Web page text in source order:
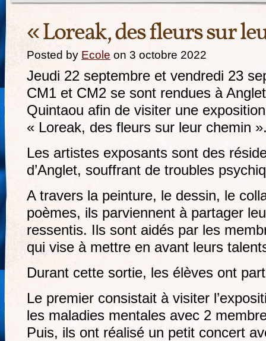
« Loreak, des fleurs sur
Posted by Ecole on 3 octobre 2022
Jeudi 22 septembre et vendredi 23
CM1 et CM2 se sont rendues à
Quintaou afin de visiter une
« Loreak, des fleurs sur leur chemin
Les artistes exposants sont des
d’Anglet, souffrant de troubles
A travers la peinture, le dessin, le
poèmes, ils parviennent à partager
ressentis. Ils sont aidés par les
qui vise à mettre en avant leurs
Durant cette sortie, les élèves ont
Le premier consistait à visiter
les maladies mentales avec 2
Puis, ils ont réalisé un petit concert